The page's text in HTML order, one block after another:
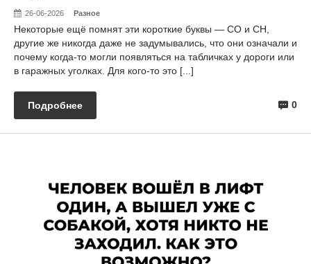
26-06-2026 Разное
Некоторые ещё помнят эти короткие буквы — CO и CH,
другие же никогда даже не задумывались, что они означали и
почему когда-то могли появляться на табличках у дороги или
в гаражных уголках. Для кого-то это [...]
0
Подробнее